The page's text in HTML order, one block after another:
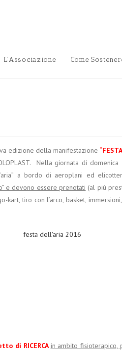
L’Associazione Come
edizione della manifestazione
Nella giornata di
a bordo di aeroplani ed
e devono essere prenotati (al più
kart, tiro con l’arco, basket,
di RICERCA in ambito fisioterapico,